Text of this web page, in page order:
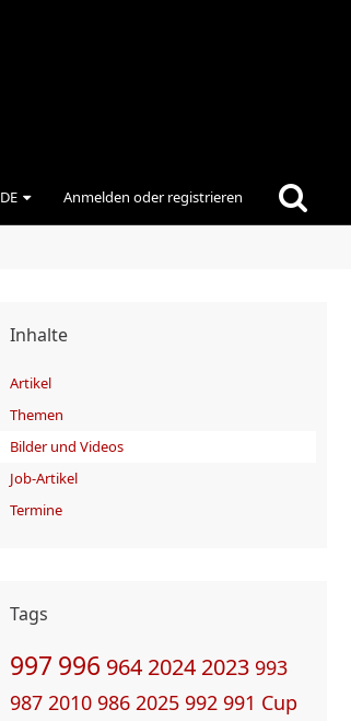
DE Anmelden oder registrieren
Inhalte
Artikel
Themen
Bilder und Videos
Job-Artikel
Termine
Tags
997 996 964 2024 2023 993
987 2010 986 2025 992 991 Cup